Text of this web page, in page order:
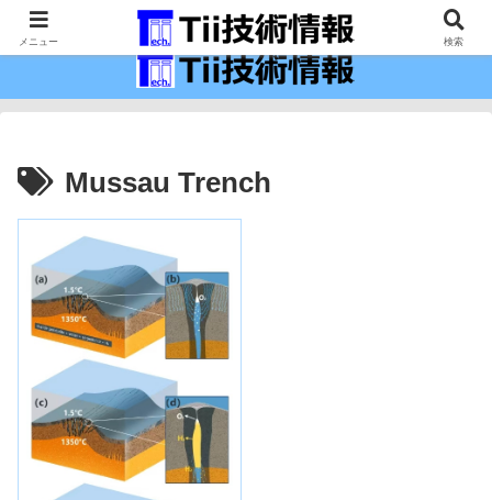
最新の科学技術の情報インフラ。
Mussau Trench
メニュー 検索